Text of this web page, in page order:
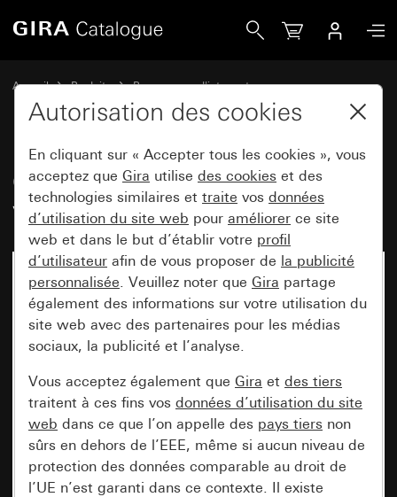
Accueil Produits
Programmes d'interrupteurs
Gira Esprit (System 55)
Cadre de finition Gira Esprit
Cadre de finition Gira Esprit
verre menthe
Autorisation des cookies
En cliquant sur « Accepter tous les cookies », vous
acceptez que Gira utilise des cookies et des
technologies similaires et traite vos données
d’utilisation du site web pour améliorer ce site
web et dans le but d’établir votre profil
d’utilisateur afin de vous proposer de la publicité
personnalisée. Veuillez noter que Gira partage
également des informations sur votre utilisation du
site web avec des partenaires pour les médias
sociaux, la publicité et l’analyse.
Vous acceptez également que Gira et des tiers
traitent à ces fins vos données d’utilisation du site
web dans ce que l’on appelle des pays tiers non
sûrs en dehors de l’EEE, même si aucun niveau de
protection des données comparable au droit de
l’UE n’est garanti dans ce contexte. Il existe